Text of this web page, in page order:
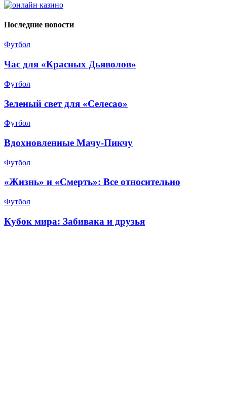
Последние новости
Футбол
Час для «Красных Дьяволов»
Футбол
Зеленый свет для «Селесао»
Футбол
Вдохновленные Мачу-Пикчу
Футбол
«Жизнь» и «Смерть»: Все относительно
Футбол
Кубок мира: Забивака и друзья